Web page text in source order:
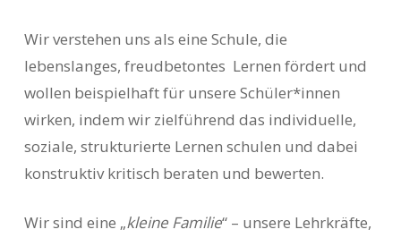
Wir verstehen uns als eine Schule, die
lebenslanges, freudbetontes Lernen fördert und
wollen beispielhaft für unsere Schüler*innen
wirken, indem wir zielführend das individuelle,
soziale, strukturierte Lernen schulen und dabei
konstruktiv kritisch beraten und bewerten.
Wir sind eine „kleine Familie“ – unsere Lehrkräfte,